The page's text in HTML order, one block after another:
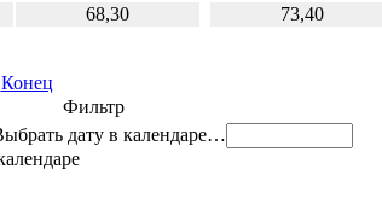
68,30 73,40
Конец
Фильтр
…